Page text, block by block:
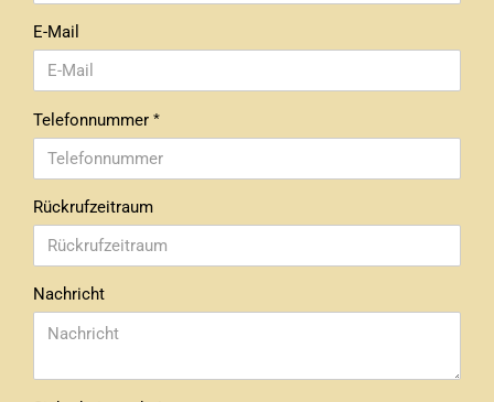
E-Mail
Telefonnummer
Rückrufzeitraum
Nachricht